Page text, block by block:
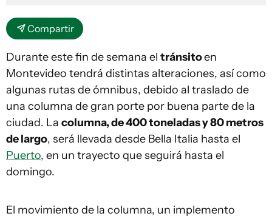
Compartir
Durante este fin de semana el tránsitoen
Montevideo tendrá distintas alteraciones, así como
algunas rutas de ómnibus, debido al traslado de
una columna de gran porte por buena parte de la
ciudad. La columna, de 400 toneladas y 80 metros
de largo, será llevada desde Bella Italia hasta el
Puerto, en un trayecto que seguirá hasta el
domingo.
El movimiento de la columna, un implemento